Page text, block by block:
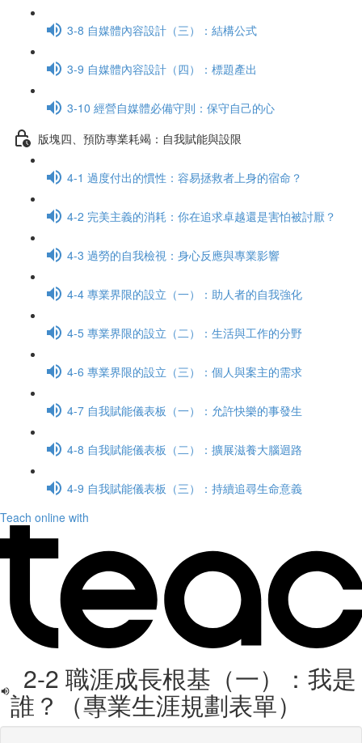
3-8 自媒體內容設計（三）：結構公式
3-9 自媒體內容設計（四）：標題產出
3-10 經營自媒體必備守則：保守自己的心
版塊四、預防專業耗竭：自我賦能與設限
4-1 過度付出的慣性：容易拯救者上身的宿命？
4-2 完美主義的消耗：你在追求卓越還是害怕被討厭？
4-3 過勞的自我檢視：身心反應與專業影響
4-4 專業界限的設立（一）：助人者的自我強化
4-5 專業界限的設立（二）：生活與工作的分野
4-6 專業界限的設立（三）：個人與案主的需求
4-7 自我賦能儀表板（一）：允許快樂的事發生
4-8 自我賦能儀表板（二）：擴展滋養大腦迴路
4-9 自我賦能儀表板（三）：持續追尋生命意義
Teach online with
2-2 職涯成長根基（一）：我是
誰？（專業生涯規劃表單）